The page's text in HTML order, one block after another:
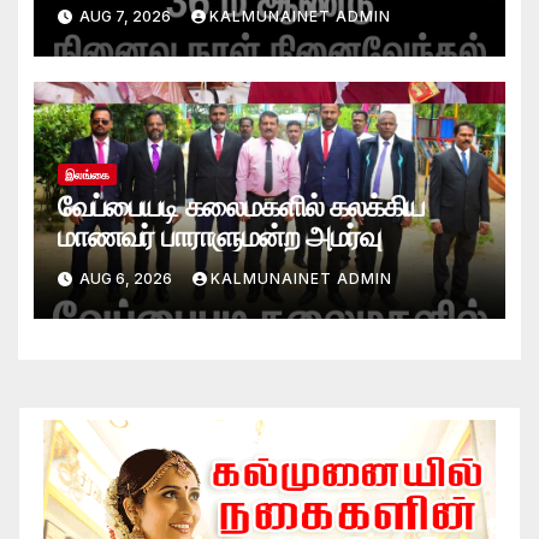
AUG 7, 2026 KALMUNAINET ADMIN
இலங்கை
வேப்பையடி கலைமகளில் கலக்கிய
மாணவர் பாராளுமன்ற அமர்வு
AUG 6, 2026 KALMUNAINET ADMIN